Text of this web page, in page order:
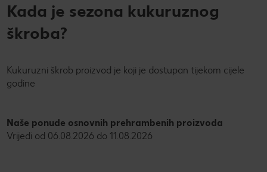
Kada je sezona kukuruznog
škroba?
Kukuruzni škrob proizvod je koji je dostupan tijekom cijele
godine
Naše ponude osnovnih prehrambenih proizvoda
Vrijedi od 06.08.2026 do 11.08.2026